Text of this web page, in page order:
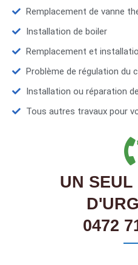
Remplacement de vanne
Installation de boiler
Remplacement et
Problème de régulation du
Installation ou réparation
Tous autres travaux pour
UN SEUL
0472